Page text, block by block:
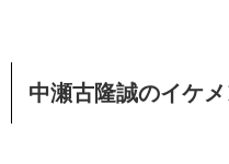
中瀬古隆誠のイケ